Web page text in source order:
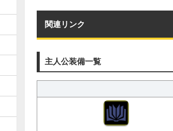
関連リンク
主人公装備一覧